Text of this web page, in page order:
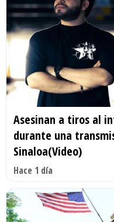
Asesinan a tiros al
durante una
Sinaloa(Video)
Hace 1 día